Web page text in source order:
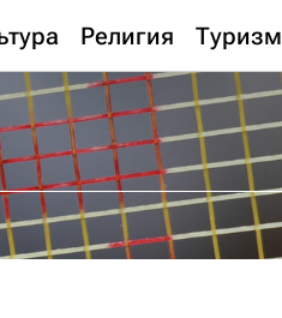
Религия Туризм